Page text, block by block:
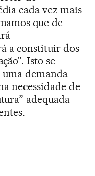
cada vez mais
que de
a constituir dos
Isto se
demanda
necessidade de
adequada